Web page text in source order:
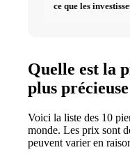
ce que les
Quelle est la
plus
Voici la liste des 10
monde. Les prix sont
peuvent varier en